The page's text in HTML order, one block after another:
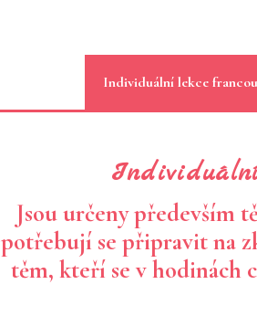
Individuální lekce
Jsou určeny především
potřebují se připravit na
těm, kteří se v hodinách